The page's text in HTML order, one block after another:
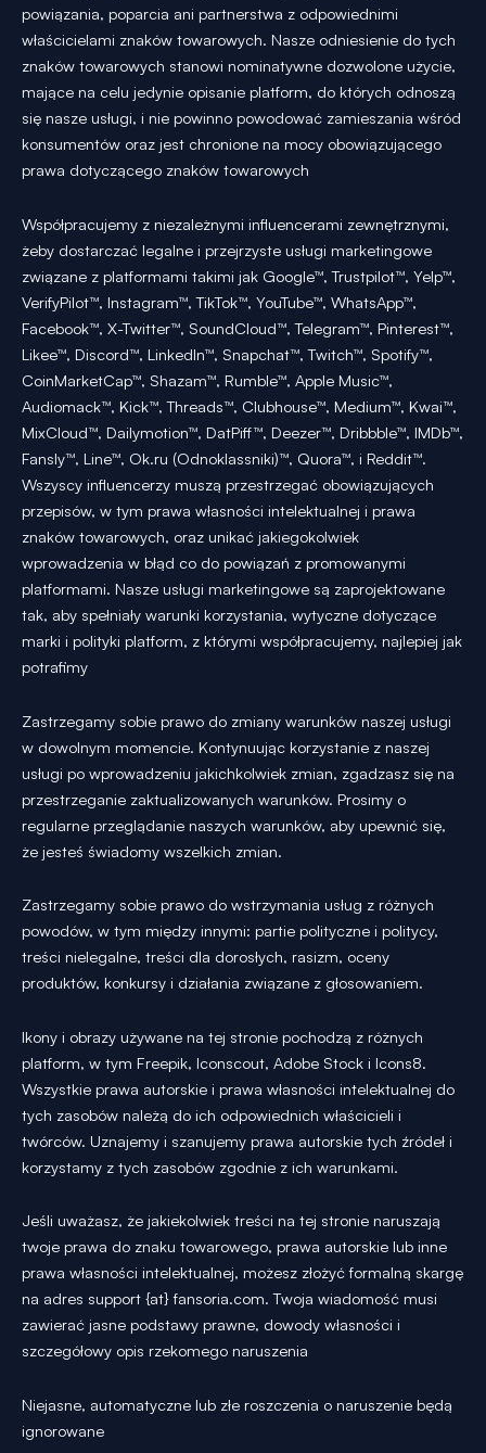
powiązania, poparcia ani partnerstwa z odpowiednimi
właścicielami znaków towarowych. Nasze odniesienie do tych
znaków towarowych stanowi nominatywne dozwolone użycie,
mające na celu jedynie opisanie platform, do których odnoszą
się nasze usługi, i nie powinno powodować zamieszania wśród
konsumentów oraz jest chronione na mocy obowiązującego
prawa dotyczącego znaków towarowych
Współpracujemy z niezależnymi influencerami zewnętrznymi,
żeby dostarczać legalne i przejrzyste usługi marketingowe
związane z platformami takimi jak Google™, Trustpilot™, Yelp™,
VerifyPilot™, Instagram™, TikTok™, YouTube™, WhatsApp™,
Facebook™, X-Twitter™, SoundCloud™, Telegram™, Pinterest™,
Likee™, Discord™, LinkedIn™, Snapchat™, Twitch™, Spotify™,
CoinMarketCap™, Shazam™, Rumble™, Apple Music™,
Audiomack™, Kick™, Threads™, Clubhouse™, Medium™, Kwai™,
MixCloud™, Dailymotion™, DatPiff™, Deezer™, Dribbble™, IMDb™,
Fansly™, Line™, Ok.ru (Odnoklassniki)™, Quora™, i Reddit™.
Wszyscy influencerzy muszą przestrzegać obowiązujących
przepisów, w tym prawa własności intelektualnej i prawa
znaków towarowych, oraz unikać jakiegokolwiek
wprowadzenia w błąd co do powiązań z promowanymi
platformami. Nasze usługi marketingowe są zaprojektowane
tak, aby spełniały warunki korzystania, wytyczne dotyczące
marki i polityki platform, z którymi współpracujemy, najlepiej jak
potrafimy
Zastrzegamy sobie prawo do zmiany warunków naszej usługi
w dowolnym momencie. Kontynuując korzystanie z naszej
usługi po wprowadzeniu jakichkolwiek zmian, zgadzasz się na
przestrzeganie zaktualizowanych warunków. Prosimy o
regularne przeglądanie naszych warunków, aby upewnić się,
że jesteś świadomy wszelkich zmian.
Zastrzegamy sobie prawo do wstrzymania usług z różnych
powodów, w tym między innymi: partie polityczne i politycy,
treści nielegalne, treści dla dorosłych, rasizm, oceny
produktów, konkursy i działania związane z głosowaniem.
Ikony i obrazy używane na tej stronie pochodzą z różnych
platform, w tym Freepik, Iconscout, Adobe Stock i Icons8.
Wszystkie prawa autorskie i prawa własności intelektualnej do
tych zasobów należą do ich odpowiednich właścicieli i
twórców. Uznajemy i szanujemy prawa autorskie tych źródeł i
korzystamy z tych zasobów zgodnie z ich warunkami.
Jeśli uważasz, że jakiekolwiek treści na tej stronie naruszają
twoje prawa do znaku towarowego, prawa autorskie lub inne
prawa własności intelektualnej, możesz złożyć formalną skargę
na adres support {at} fansoria.com. Twoja wiadomość musi
zawierać jasne podstawy prawne, dowody własności i
szczegółowy opis rzekomego naruszenia
Niejasne, automatyczne lub złe roszczenia o naruszenie będą
ignorowane